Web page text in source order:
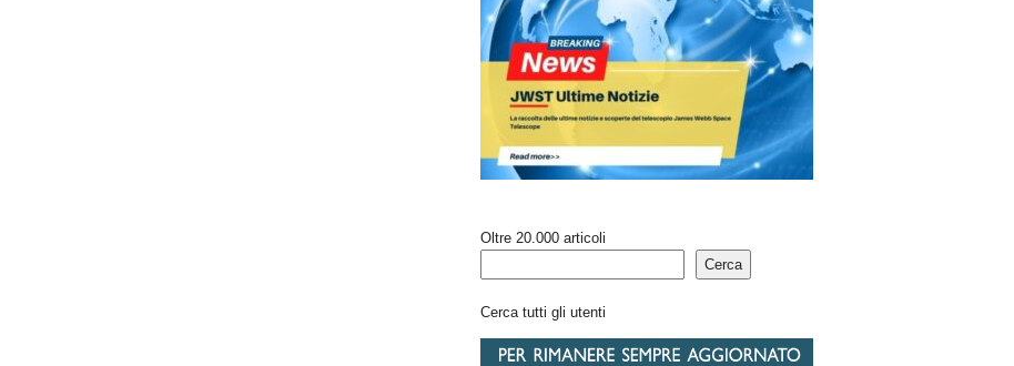
Oltre 20.000 articoli
Cerca
Cerca tutti gli utenti